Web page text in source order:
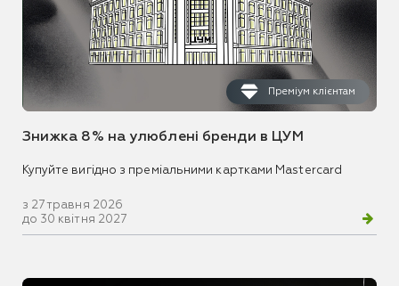
Преміум клієнтам
Знижка 8% на улюблені бренди в ЦУМ
Купуйте вигідно з преміальними картками Mastercard
з 27 травня 2026
до 30 квітня 2027